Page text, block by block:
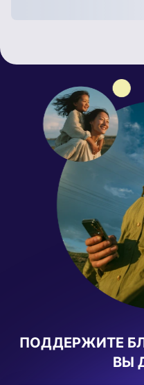
ПОДДЕРЖИТЕ
ВЫ